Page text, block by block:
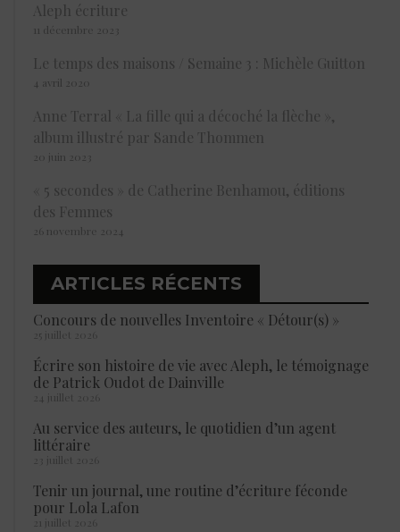
Aleph écriture
11 décembre 2023
Le temps des maisons / Semaine 3 : Michèle Guitton
4 avril 2020
Anne Terral « La fille qui a décoché la flèche »,
album illustré par Sande Thommen
20 juin 2023
« 5 secondes » de Catherine Benhamou, éditions
des Femmes
26 novembre 2024
ARTICLES RÉCENTS
Concours de nouvelles Inventoire « Détour(s) »
25 juillet 2026
Écrire son histoire de vie avec Aleph, le témoignage
de Patrick Oudot de Dainville
24 juillet 2026
Au service des auteurs, le quotidien d’un agent
littéraire
23 juillet 2026
Tenir un journal, une routine d’écriture féconde
pour Lola Lafon
21 juillet 2026